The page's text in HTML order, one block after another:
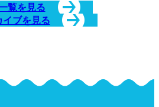
覧を見る
ブを見る